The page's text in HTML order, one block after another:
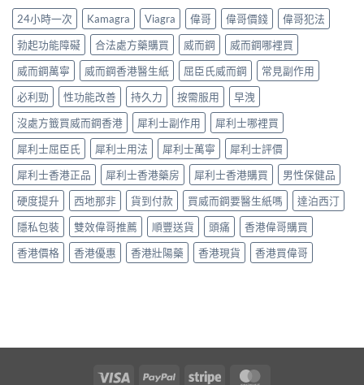
早
洩〉
中
全
全
解
析〉
中
效
多
數
係
食
唔
對，
副
作
用
要
識
分
輕
重〉
中
制、
用
法、
持
續
時
間、
副
作
用
一
次
對
清〉
中
第
嘅
「隱
形
壓
力」：
點
解
愈
嚟
愈
多
人
選
擇
用
藥
幫
24小時一次 Kamagra Viagra 偉哥 偉哥價錢
偉哥犯法
勃起功能障礙
合法處方藥購買 威而鋼
威而鋼哪裡買
威而鋼萬寧
威而鋼香港醫生紙 屈臣氏威而鋼
常見副作用
必利勁
性功能改善 持久力 按需服用
早洩
沒處方籤買威而鋼香港
犀利士副作用
犀利士哪裡買
犀利士屈臣氏
犀利士用法 犀利士萬寧
犀利士評價
犀利士香港正品
犀利士香港藥房 犀利士香港購買
男性保健品
硬度提升
西地那非 貨到付款 買威而鋼要醫生紙嗎
達泊西汀
隱私包裝
雙效偉哥推薦 順豐送貨 頭痛
香港偉哥購買
香港價格
香港優惠 香港壯陽藥 香港現貨 香港買偉哥
Visa PayPal Stripe